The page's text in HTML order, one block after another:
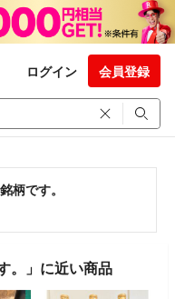
ログイン 会員登録
です。
。」に近い商品